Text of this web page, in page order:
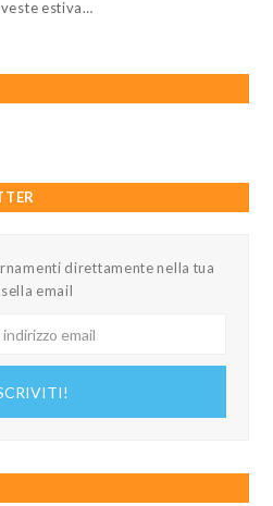
estiva…
direttamente nella tua
email